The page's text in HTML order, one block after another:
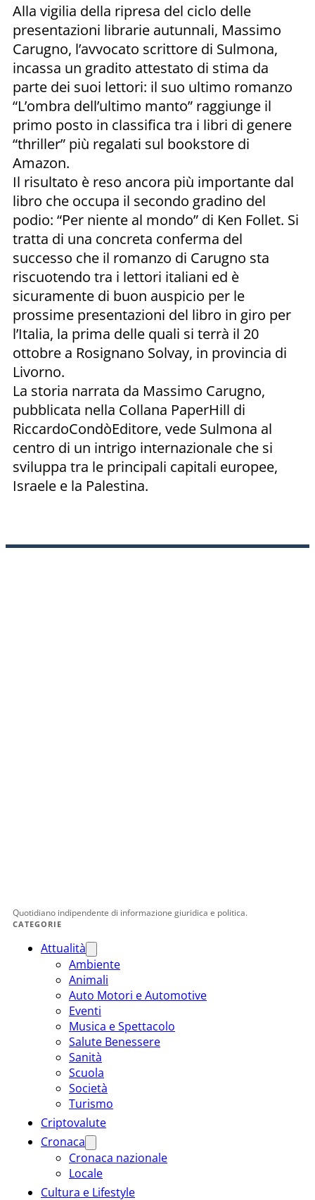
Alla vigilia della ripresa del ciclo delle
presentazioni librarie autunnali, Massimo
Carugno, l’avvocato scrittore di Sulmona,
incassa un gradito attestato di stima da
parte dei suoi lettori: il suo ultimo romanzo
“L’ombra dell’ultimo manto” raggiunge il
primo posto in classifica tra i libri di genere
“thriller” più regalati sul bookstore di
Amazon.
Il risultato è reso ancora più importante dal
libro che occupa il secondo gradino del
podio: “Per niente al mondo” di Ken Follet. Si
tratta di una concreta conferma del
successo che il romanzo di Carugno sta
riscuotendo tra i lettori italiani ed è
sicuramente di buon auspicio per le
prossime presentazioni del libro in giro per
l’Italia, la prima delle quali si terrà il 20
ottobre a Rosignano Solvay, in provincia di
Livorno.
La storia narrata da Massimo Carugno,
pubblicata nella Collana PaperHill di
RiccardoCondòEditore, vede Sulmona al
centro di un intrigo internazionale che si
sviluppa tra le principali capitali europee,
Israele e la Palestina.
Quotidiano indipendente di informazione giuridica e politica.
CATEGORIE
Attualità
Ambiente
Animali
Auto Motori e Automotive
Eventi
Musica e Spettacolo
Salute Benessere
Sanità
Scuola
Società
Turismo
Criptovalute
Cronaca
Cronaca nazionale
Locale
Cultura e Lifestyle